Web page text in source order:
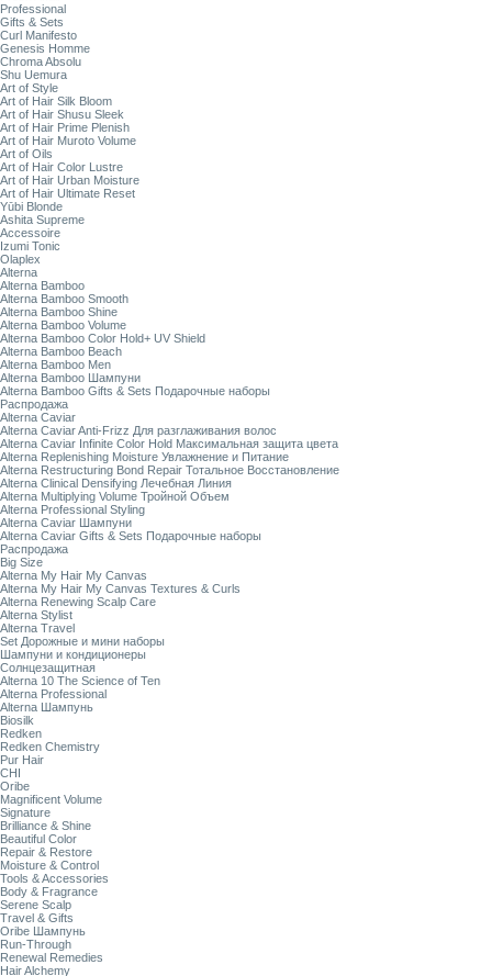
Professional
Gifts & Sets
Curl Manifesto
Genesis Homme
Chroma Absolu
Shu Uemura
Art of Style
Art of Hair Silk Bloom
Art of Hair Shusu Sleek
Art of Hair Prime Plenish
Art of Hair Muroto Volume
Art of Oils
Art of Hair Color Lustre
Art of Hair Urban Moisture
Art of Hair Ultimate Reset
Yūbi Blonde
Ashita Supreme
Accessoire
Izumi Tonic
Olaplex
Alterna
Alterna Bamboo
Alterna Bamboo Smooth
Alterna Bamboo Shine
Alterna Bamboo Volume
Alterna Bamboo Color Hold+ UV Shield
Alterna Bamboo Beach
Alterna Bamboo Men
Alterna Bamboo Шампуни
Alterna Bamboo Gifts & Sets Подарочные наборы
Распродажа
Alterna Caviar
Alterna Caviar Anti-Frizz Для разглаживания волос
Alterna Caviar Infinite Color Hold Максимальная защита цвета
Alterna Replenishing Moisture Увлажнение и Питание
Alterna Restructuring Bond Repair Тотальное Восстановление
Alterna Clinical Densifying Лечебная Линия
Alterna Multiplying Volume Тройной Объем
Alterna Professional Styling
Alterna Caviar Шампуни
Alterna Caviar Gifts & Sets Подарочные наборы
Распродажа
Big Size
Alterna My Hair My Canvas
Alterna My Hair My Canvas Textures & Curls
Alterna Renewing Scalp Care
Alterna Stylist
Alterna Travel
Set Дорожные и мини наборы
Шампуни и кондиционеры
Солнцезащитная
Alterna 10 The Science of Ten
Alterna Professional
Alterna Шампунь
Biosilk
Redken
Redken Chemistry
Pur Hair
CHI
Oribe
Magnificent Volume
Signature
Brilliance & Shine
Beautiful Color
Repair & Restore
Moisture & Control
Tools & Accessories
Body & Fragrance
Serene Scalp
Travel & Gifts
Oribe Шампунь
Run-Through
Renewal Remedies
Hair Alchemy